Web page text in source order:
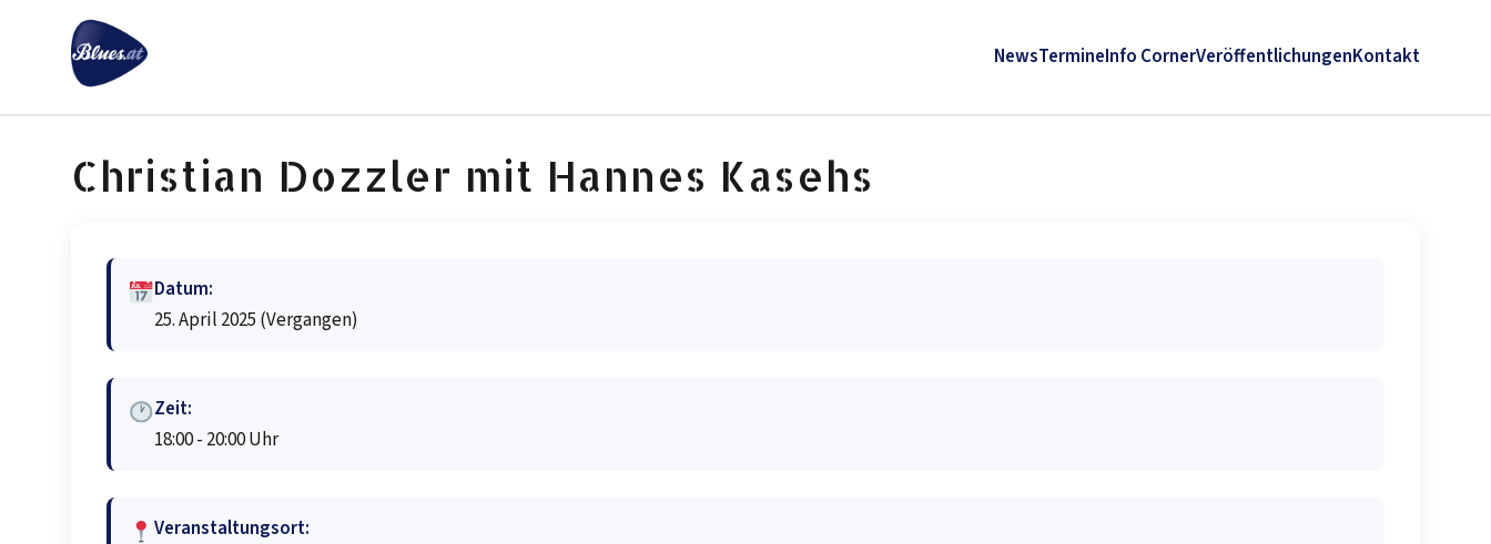
NewsTermineInfo CornerVeröffentlichungenKontakt
Christian Dozzler mit Hannes Kasehs
Datum:
25. April 2025 (Vergangen)
Zeit:
18:00 - 20:00 Uhr
Veranstaltungsort: